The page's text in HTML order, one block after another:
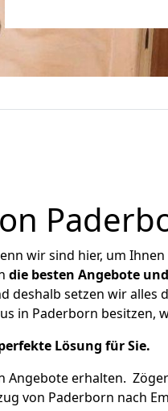
wir sind hier, um Ihnen
die besten Angebote
setzen wir alles
in Paderborn besitzen,
Lösung für Sie.
Angebote erhalten.
von Paderborn nach